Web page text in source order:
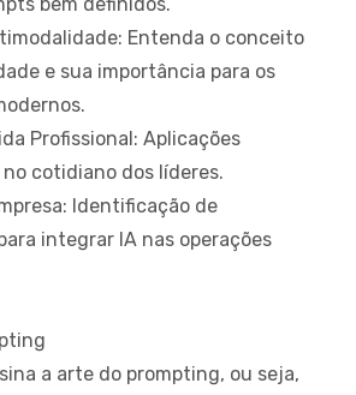
Entenda o conceito
e sua importância para os
Profissional: Aplicações
cotidiano dos líderes.
Identificação de
integrar IA nas operações
a arte do prompting, ou seja,